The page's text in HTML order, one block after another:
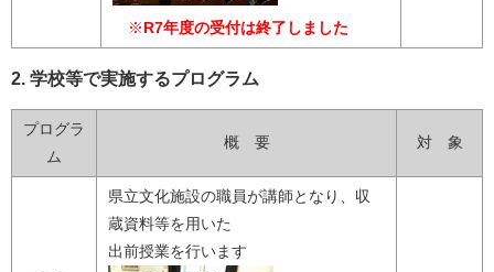
※R7年度の受付は終了しました
2. 学校等で実施するプログラム
プログラ
ム
概 要 対 象
県立文化施設の職員が講師となり、収
蔵資料等を用いた
出前授業を行います